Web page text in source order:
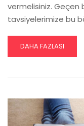
vermelisiniz. Geçen
tavsiyelerimize bu
READ
MORE
DAHA FAZLASI